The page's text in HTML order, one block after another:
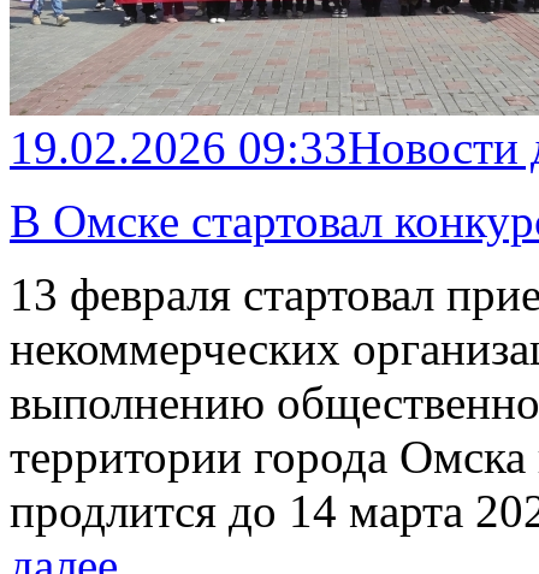
19.02.2026 09:33
В Омске стартовал
13 февраля стартовал
некоммерческих
выполнению
территории города
продлится до 14 марта